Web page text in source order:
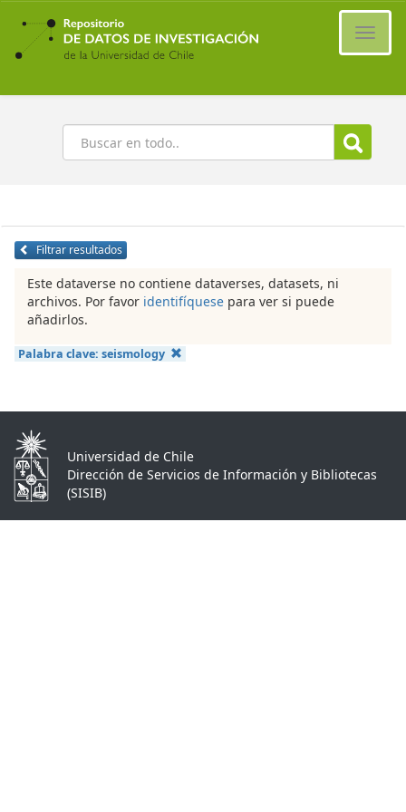
Ir
contenido
principal
Buscar
Filtrar resultados
Este dataverse no contiene dataverses, datasets, ni
archivos. Por favor identifíquese para ver si puede
añadirlos.
Palabra clave: seismology
Universidad de Chile
Dirección de Servicios de Información y Bibliotecas
(SISIB)